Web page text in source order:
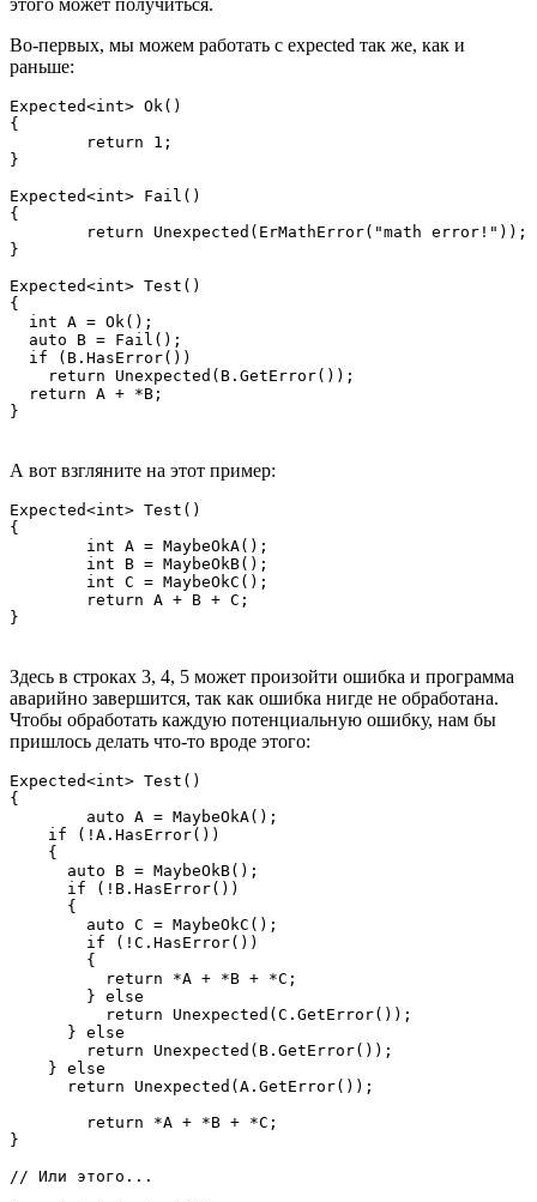
этого может получиться.
Во-первых, мы можем работать с expected так же, как и
раньше:
Expected<int> Ok()
{
}
Expected<int> Fail()
{
}
Expected<int> Test()
{
  int A = Ok();
  auto B = Fail();
  if (B.HasError())
    return Unexpected(B.GetError());
  return A + *B;
}
А вот взгляните на этот пример:
Expected<int> Test()
{
}
Здесь в строках 3, 4, 5 может произойти ошибка и программа
аварийно завершится, так как ошибка нигде не обработана.
Чтобы обработать каждую потенциальную ошибку, нам бы
пришлось делать что-то вроде этого:
Expected<int> Test()
{
    if (!A.HasError())
    {
      auto B = MaybeOkB();
      if (!B.HasError())
      {
        if (!C.HasError())
        {
          return *A + *B + *C;
        } else
          return Unexpected(C.GetError());
      } else
        return Unexpected(B.GetError());
    } else
      return Unexpected(A.GetError());
}
// Или этого...